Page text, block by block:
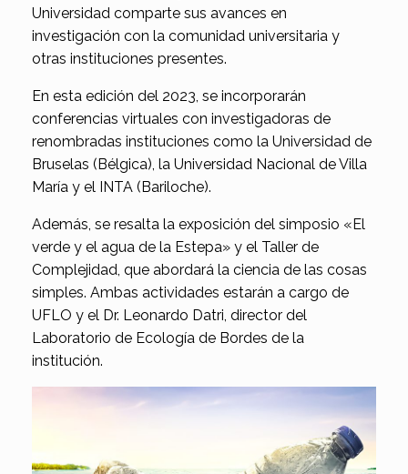
Universidad comparte sus avances en
investigación con la comunidad universitaria y
otras instituciones presentes.
En esta edición del 2023, se incorporarán
conferencias virtuales con investigadoras de
renombradas instituciones como la Universidad de
Bruselas (Bélgica), la Universidad Nacional de Villa
María y el INTA (Bariloche).
Además, se resalta la exposición del simposio «El
verde y el agua de la Estepa» y el Taller de
Complejidad, que abordará la ciencia de las cosas
simples. Ambas actividades estarán a cargo de
UFLO y el Dr. Leonardo Datri, director del
Laboratorio de Ecología de Bordes de la
institución.